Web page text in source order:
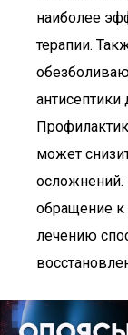
наиболее
терапии.
может
обращение к
лечению